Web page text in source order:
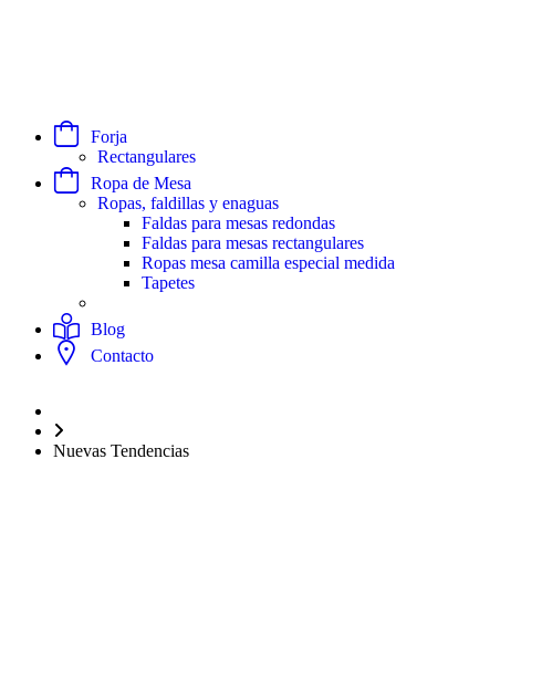
Forja
Rectangulares
Ropa de Mesa
Ropas, faldillas y enaguas
Faldas para mesas redondas
Faldas para mesas rectangulares
Ropas mesa camilla especial medida
Tapetes
Blog
Contacto
Nuevas Tendencias